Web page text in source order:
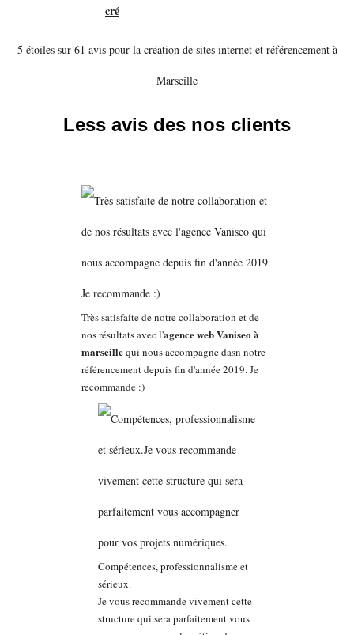
5 étoiles sur 61 avis pour la création de sites internet et référencement à
Marseille
Less avis des nos clients
Très satisfaite de notre collaboration et de
nos résultats avec l'agence web Vaniseo à
marseillequi nous accompagne dasn notre
référencement depuis fin d'année 2019. Je
recommande :)
Compétences, professionnalisme et
sérieux.
Je vous recommande vivement cette
structure qui sera parfaitement vous